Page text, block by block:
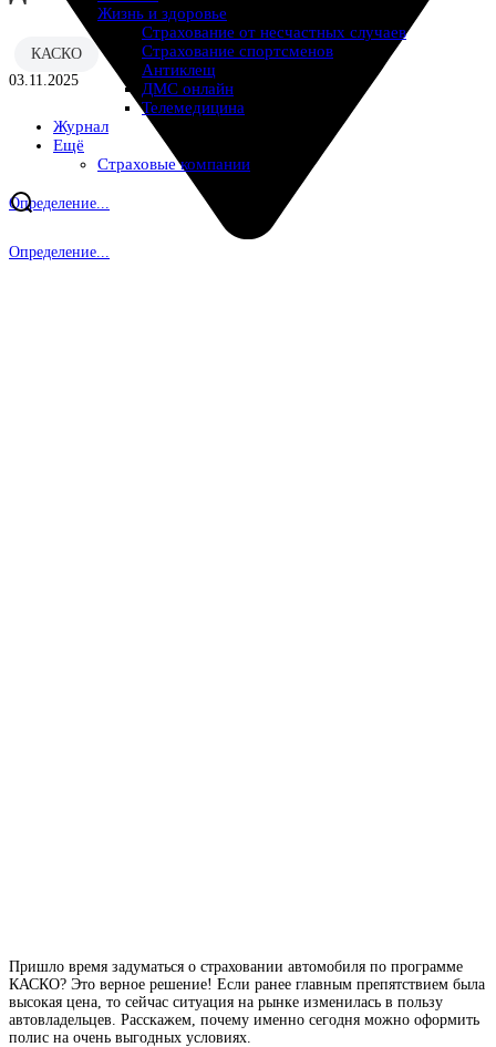
Определение...
Определение...
Жизнь и здоровье
Страхование от несчастных случаев
Страхование спортсменов
Антиклещ
ДМС онлайн
Телемедицина
Журнал
Ещё
Страховые компании
КАСКО
03.11.2025
Пришло время задуматься о страховании автомобиля по программе
КАСКО? Это верное решение! Если ранее главным препятствием была
высокая цена, то сейчас ситуация на рынке изменилась в пользу
автовладельцев. Расскажем, почему именно сегодня можно оформить
полис на очень выгодных условиях.